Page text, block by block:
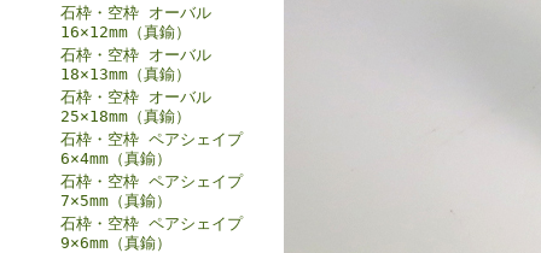
石枠・空枠 オーバル
16×12mm（真鍮）
石枠・空枠 オーバル
18×13mm（真鍮）
石枠・空枠 オーバル
25×18mm（真鍮）
石枠・空枠 ペアシェイプ
6×4mm（真鍮）
石枠・空枠 ペアシェイプ
7×5mm（真鍮）
石枠・空枠 ペアシェイプ
9×6mm（真鍮）